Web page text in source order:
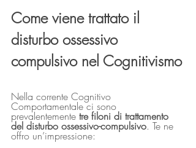
Come viene trattato il
disturbo ossessivo
compulsivo nel Cognitivismo
Nella corrente Cognitivo
Comportamentale ci sono
prevalentemente tre filoni di trattamento
del disturbo ossessivo-compulsivo. Te ne
offro un’impressione: